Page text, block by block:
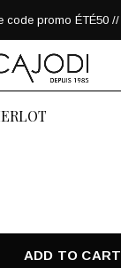
ADD TO CART